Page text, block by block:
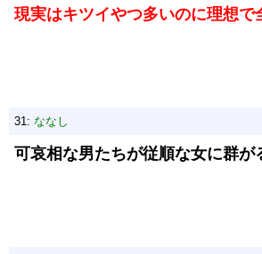
現実はキツイやつ多いのに理想で
31: ななし
可哀相な男たちが従順な女に群が